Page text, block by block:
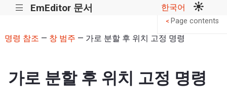
||| EmEditor 문서 한국어
명령 참조 — 창 범주 — 가로 분할 후 위치 고정 명령
가로 분할 후 위치 고정 명령
< Page contents